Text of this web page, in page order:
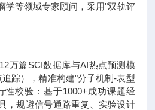
学等领域专家顾问，采用"双轨评
万篇SCI数据库与AI热点预测模
踪），精准构建"分子机制-表型
性校验：基于1000+成功课题经
，规避信号通路重复、实验设计